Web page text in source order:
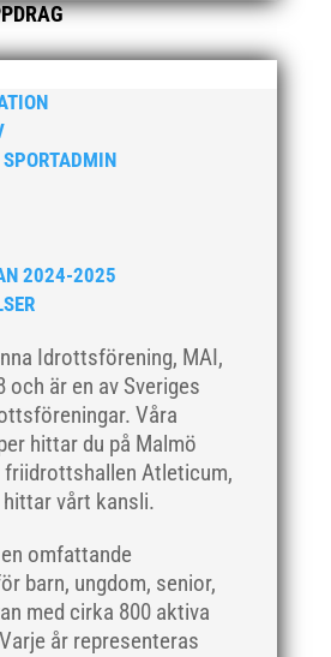
2024-2025
Idrottsförening, MAI,
och är en av Sveriges
Våra
hittar du på Malmö
friidrottshallen Atleticum,
vårt kansli.
omfattande
barn, ungdom, senior,
med cirka 800 aktiva
år representeras